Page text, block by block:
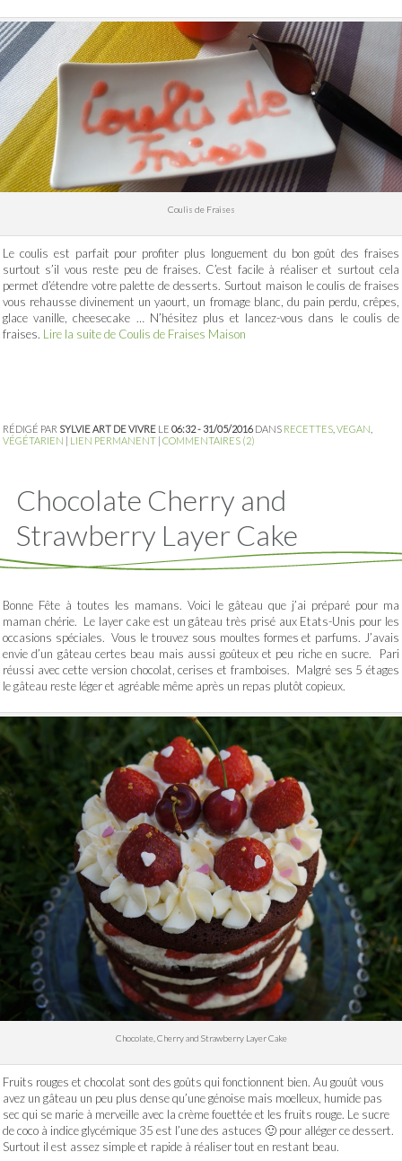
Coulis de Fraises
Le coulis est parfait pour profiter plus longuement du bon goût des fraises
surtout s’il vous reste peu de fraises. C’est facile à réaliser et surtout cela
permet d’étendre votre palette de desserts. Surtout maison le coulis de fraises
vous rehausse divinement un yaourt, un fromage blanc, du pain perdu, crêpes,
glace vanille, cheesecake … N’hésitez plus et lancez-vous dans le coulis de
fraises. Lire la suite de Coulis de Fraises Maison
RÉDIGÉ PAR SYLVIE ART DE VIVRE LE 06:32 - 31/05/2016DANS RECETTES VEGAN
VÉGÉTARIEN | LIEN PERMANENT | COMMENTAIRES (2)
Chocolate Cherry and
Strawberry Layer Cake
Bonne Fête à toutes les mamans. Voici le gâteau que j’ai préparé pour ma
maman chérie. Le layer cake est un gâteau très prisé aux Etats-Unis pour les
occasions spéciales. Vous le trouvez sous moultes formes et parfums. J’avais
envie d’un gâteau certes beau mais aussi goûteux et peu riche en sucre. Pari
réussi avec cette version chocolat, cerises et framboises. Malgré ses 5 étages
le gâteau reste léger et agréable même après un repas plutôt copieux.
Chocolate, Cherry and Strawberry Layer Cake
Fruits rouges et chocolat sont des goûts qui fonctionnent bien. Au gouût vous
avez un gâteau un peu plus dense qu’une génoise mais moelleux, humide pas
sec qui se marie à merveille avec la crème fouettée et les fruits rouge. Le sucre
de coco à indice glycémique 35 est l’une des astuces 🙂 pour alléger ce dessert.
Surtout il est assez simple et rapide à réaliser tout en restant beau.